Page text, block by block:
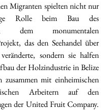
Migranten spielten nicht nur
Rolle beim Bau des
dem monumentalen
das den Seehandel über
sondern sie halfen
der Holzindustrie in Belize
zusammen mit einheimischen
Arbeitern auf den
der United Fruit Company.